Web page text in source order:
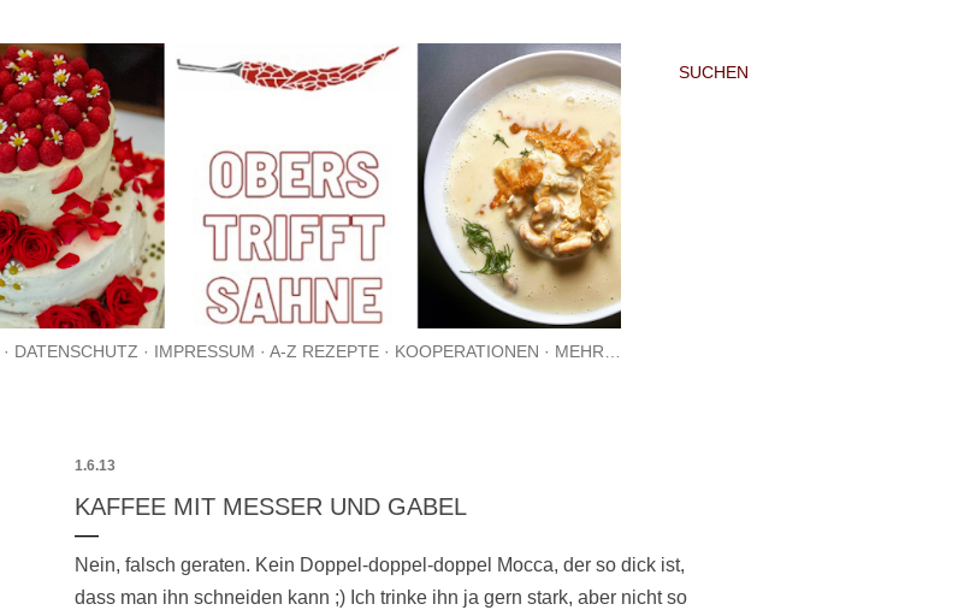
SUCHEN
DATENSCHUTZ IMPRESSUM A-Z REZEPTE KOOPERATIONEN MEHR…
1.6.13
KAFFEE MIT MESSER UND GABEL
Nein, falsch geraten. Kein Doppel-doppel-doppel Mocca, der so dick ist,
dass man ihn schneiden kann ;) Ich trinke ihn ja gern stark, aber nicht so